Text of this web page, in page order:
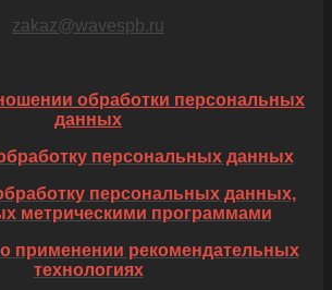
zakaz@wavespb.ru
обработки персональных
данных
персональных данных
персональных данных,
метрическими программами
применении рекомендательных
технологиях